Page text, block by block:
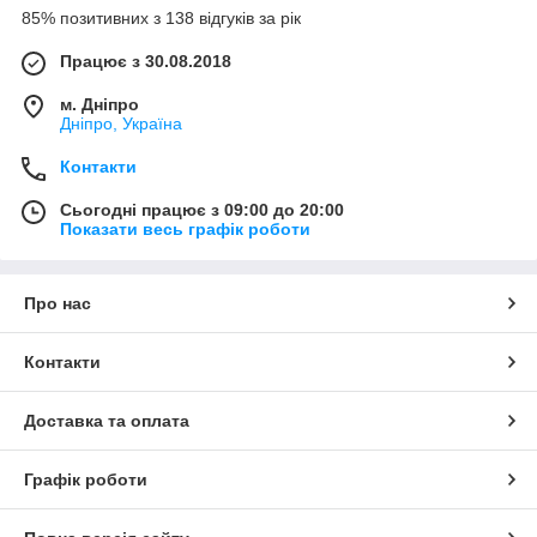
85% позитивних з 138 відгуків за рік
Працює з 30.08.2018
м. Дніпро
Дніпро, Україна
Контакти
Сьогодні працює з 09:00 до 20:00
Показати весь графік роботи
Про нас
Контакти
Доставка та оплата
Графік роботи